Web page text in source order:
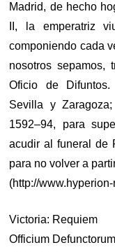
Madrid, de hecho
II, la emperatriz
componiendo cada
nosotros sepamos,
Oficio de
Sevilla y
1592–94, para
acudir al funeral de
para no volver a
(http://
Victoria: Requiem
Officium